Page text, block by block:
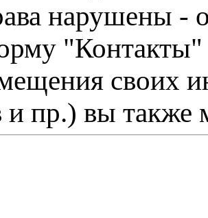
нарушены -
"Контакты"
своих
и пр.) вы также